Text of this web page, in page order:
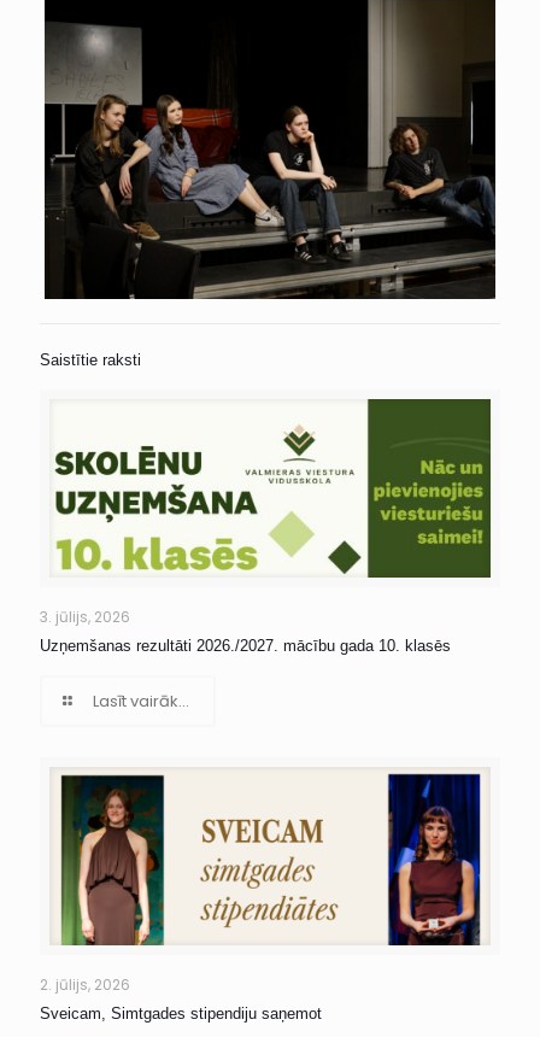
Saistītie raksti
3. jūlijs, 2026
Uzņemšanas rezultāti 2026./2027. mācību gada 10. klasēs
Lasīt vairāk...
2. jūlijs, 2026
Sveicam, Simtgades stipendiju saņemot